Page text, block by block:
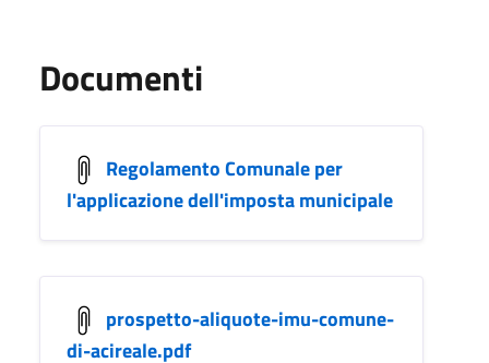
Documenti
Regolamento Comunale per
l'applicazione dell'imposta municipale
prospetto-aliquote-imu-comune-
di-acireale.pdf